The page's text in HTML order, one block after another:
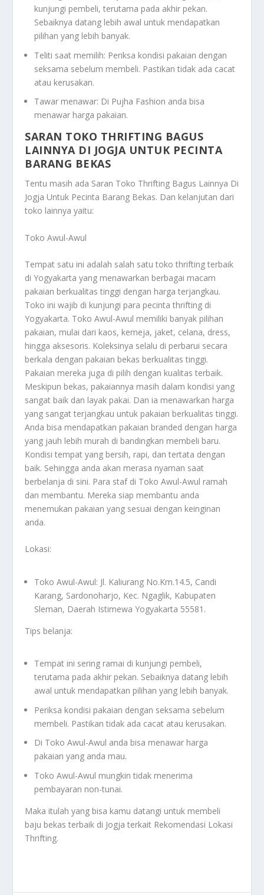
kunjungi pembeli, terutama pada akhir pekan.
Sebaiknya datang lebih awal untuk mendapatkan
pilihan yang lebih banyak.
Teliti saat memilih: Periksa kondisi pakaian dengan
seksama sebelum membeli. Pastikan tidak ada cacat
atau kerusakan.
Tawar menawar: Di Pujha Fashion anda bisa
menawar harga pakaian.
SARAN TOKO THRIFTING BAGUS
LAINNYA DI JOGJA UNTUK PECINTA
BARANG BEKAS
Tentu masih ada Saran Toko Thrifting Bagus Lainnya Di
Jogja Untuk Pecinta Barang Bekas. Dan kelanjutan dari
toko lainnya yaitu:
Toko Awul-Awul
Tempat satu ini adalah salah satu toko thrifting terbaik
di Yogyakarta yang menawarkan berbagai macam
pakaian berkualitas tinggi dengan harga terjangkau.
Toko ini wajib di kunjungi para pecinta thrifting di
Yogyakarta. Toko Awul-Awul memiliki banyak pilihan
pakaian, mulai dari kaos, kemeja, jaket, celana, dress,
hingga aksesoris. Koleksinya selalu di perbarui secara
berkala dengan pakaian bekas berkualitas tinggi.
Pakaian mereka juga di pilih dengan kualitas terbaik.
Meskipun bekas, pakaiannya masih dalam kondisi yang
sangat baik dan layak pakai. Dan ia menawarkan harga
yang sangat terjangkau untuk pakaian berkualitas tinggi.
Anda bisa mendapatkan pakaian branded dengan harga
yang jauh lebih murah di bandingkan membeli baru.
Kondisi tempat yang bersih, rapi, dan tertata dengan
baik. Sehingga anda akan merasa nyaman saat
berbelanja di sini. Para staf di Toko Awul-Awul ramah
dan membantu. Mereka siap membantu anda
menemukan pakaian yang sesuai dengan keinginan
anda.
Lokasi:
Toko Awul-Awul: Jl. Kaliurang No.Km.14.5, Candi
Karang, Sardonoharjo, Kec. Ngaglik, Kabupaten
Sleman, Daerah Istimewa Yogyakarta 55581.
Tips belanja:
Tempat ini sering ramai di kunjungi pembeli,
terutama pada akhir pekan. Sebaiknya datang lebih
awal untuk mendapatkan pilihan yang lebih banyak.
Periksa kondisi pakaian dengan seksama sebelum
membeli. Pastikan tidak ada cacat atau kerusakan.
Di Toko Awul-Awul anda bisa menawar harga
pakaian yang anda mau.
Toko Awul-Awul mungkin tidak menerima
pembayaran non-tunai.
Maka itulah yang bisa kamu datangi untuk membeli
baju bekas terbaik di Jogja terkait Rekomendasi Lokasi
Thrifting.